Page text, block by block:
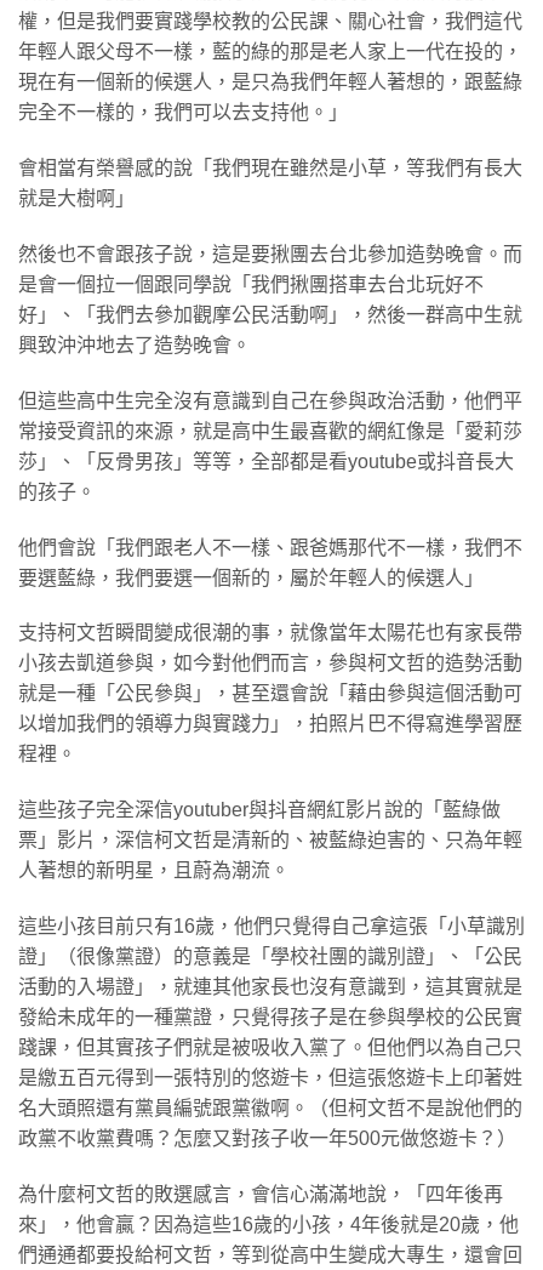
權，但是我們要實踐學校教的公民課、關心社會，我們這代
年輕人跟父母不一樣，藍的綠的那是老人家上一代在投的，
現在有一個新的候選人，是只為我們年輕人著想的，跟藍綠
完全不一樣的，我們可以去支持他。」
會相當有榮譽感的說「我們現在雖然是小草，等我們有長大
就是大樹啊」
然後也不會跟孩子說，這是要揪團去台北參加造勢晚會。而
是會一個拉一個跟同學說「我們揪團搭車去台北玩好不
好」、「我們去參加觀摩公民活動啊」，然後一群高中生就
興致沖沖地去了造勢晚會。
但這些高中生完全沒有意識到自己在參與政治活動，他們平
常接受資訊的來源，就是高中生最喜歡的網紅像是「愛莉莎
莎」、「反骨男孩」等等，全部都是看youtube或抖音長大
的孩子。
他們會說「我們跟老人不一樣、跟爸媽那代不一樣，我們不
要選藍綠，我們要選一個新的，屬於年輕人的候選人」
支持柯文哲瞬間變成很潮的事，就像當年太陽花也有家長帶
小孩去凱道參與，如今對他們而言，參與柯文哲的造勢活動
就是一種「公民參與」，甚至還會說「藉由參與這個活動可
以增加我們的領導力與實踐力」，拍照片巴不得寫進學習歷
程裡。
這些孩子完全深信youtuber與抖音網紅影片說的「藍綠做
票」影片，深信柯文哲是清新的、被藍綠迫害的、只為年輕
人著想的新明星，且蔚為潮流。
這些小孩目前只有16歲，他們只覺得自己拿這張「小草識別
證」（很像黨證）的意義是「學校社團的識別證」、「公民
活動的入場證」，就連其他家長也沒有意識到，這其實就是
發給未成年的一種黨證，只覺得孩子是在參與學校的公民實
踐課，但其實孩子們就是被吸收入黨了。但他們以為自己只
是繳五百元得到一張特別的悠遊卡，但這張悠遊卡上印著姓
名大頭照還有黨員編號跟黨徽啊。（但柯文哲不是說他們的
政黨不收黨費嗎？怎麼又對孩子收一年500元做悠遊卡？）
為什麼柯文哲的敗選感言，會信心滿滿地說，「四年後再
來」，他會贏？因為這些16歲的小孩，4年後就是20歲，他
們通通都要投給柯文哲，等到從高中生變成大專生，還會回